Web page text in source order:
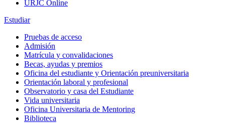
URJC Online
Estudiar
Pruebas de acceso
Admisión
Matrícula y convalidaciones
Becas, ayudas y premios
Oficina del estudiante y Orientación preuniversitaria
Orientación laboral y profesional
Observatorio y casa del Estudiante
Vida universitaria
Oficina Universitaria de Mentoring
Biblioteca